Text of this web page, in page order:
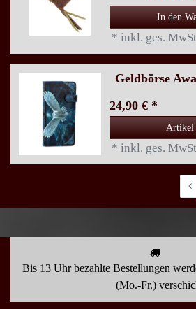
In den
* inkl. ges.
Geldbörse
24,90 € *
Artikel
* inkl. ges.
Bis 13 Uhr bezahlte Bestellungen
(Mo.-Fr.)